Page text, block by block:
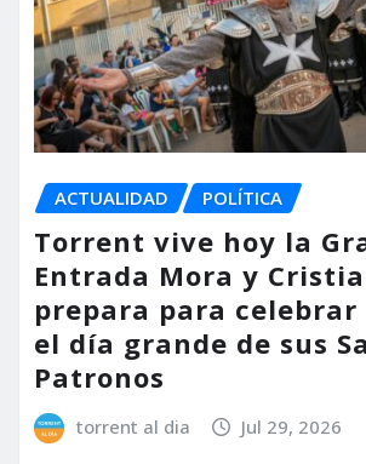
ACTUALIDAD POLÍTICA
Torrent vive hoy la
Entrada Mora y
prepara para celebrar
el día grande de sus
Patronos
torrent al dia Jul 29, 2026